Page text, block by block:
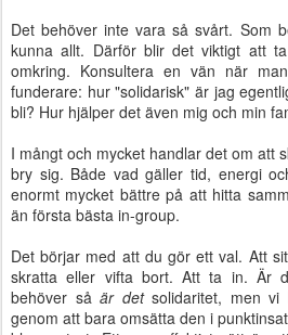
Det behöver inte vara så svårt. Som
kunna allt. Därför blir det viktigt att
omkring. Konsultera en vän när
funderare: hur "solidarisk" är jag
bli? Hur hjälper det även mig och min
I mångt och mycket handlar det om att
bry sig. Både vad gäller tid, energi
enormt mycket bättre på att hitta
än första bästa in-group.
Det börjar med att du gör ett val. Att
skratta eller vifta bort. Att ta in. Är
behöver såär detsolidaritet, men vi
genom att bara omsätta den i